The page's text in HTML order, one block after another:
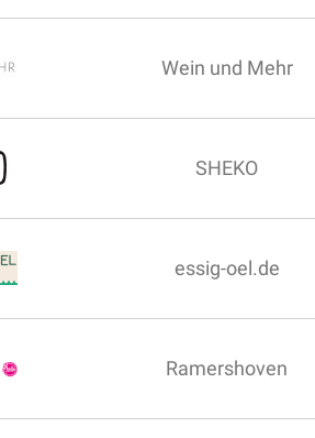
Wein und Mehr
SHEKO
essig-oel.de
Ramershoven